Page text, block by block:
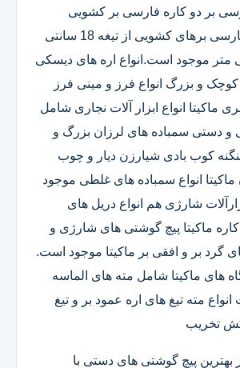
بر دو کاره فارسی بر کشویی
کوچک و بزرک که فارسی برهای کشویی از تیغه 18 سانتی
تیغه 30 سانتی متر موجود است.انواع اره های دیسکی
و بزرگ انواع فرز و مینی فرز
ماکیتا انواع ابزار آلات نجاری شامل
و دستی سمباده های لرزان بزرگ و
کوب بادی شیارزن دیار و چوب
انواع سمباده های غلطی موجود
شارژی هم انواع دریل های
ماکیتا پیچ گوشتی های شارژی و
گرد بر و افقی بر ماکیتا موجود است.
های ماکیتا شامل مته های الماسه
مته تیغ های اره عمود بر و تیغ
تخریب
پیچ گوشتی های دستی با